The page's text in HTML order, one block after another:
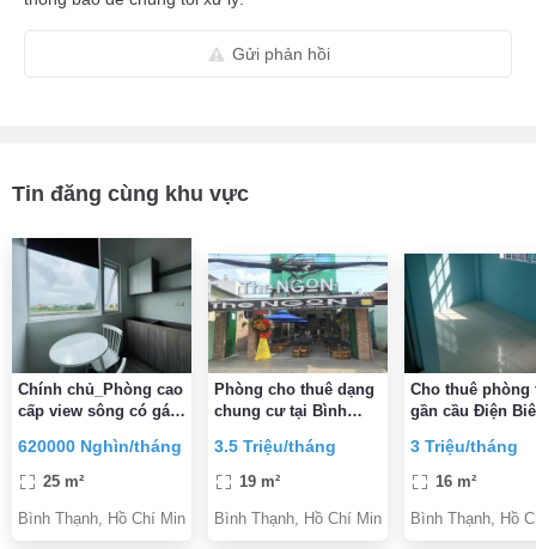
Gửi phản hồi
Tin đăng cùng khu vực
Chính chủ_Phòng cao
cấp view sông có gác
620000 Nghìn/tháng
25 m²
Bình Thạnh, Hồ Chí Minh
Phòng cho thuê dạng
chung cư tại Bình
3.5 Triệu/tháng
19 m²
Bình Thạnh, Hồ Chí Minh
Cho thuê phòng
gần cầu Điện
3 Triệu/tháng
16 m²
Bình Thạnh, Hồ